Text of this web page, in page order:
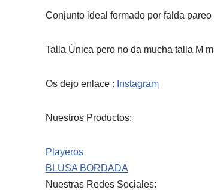
Conjunto ideal formado por falda
Talla Única pero no da mucha talla M
Os dejo enlace : Instagram
Nuestros Productos:
Playeros
BLUSA BORDADA
Nuestras Redes Sociales: